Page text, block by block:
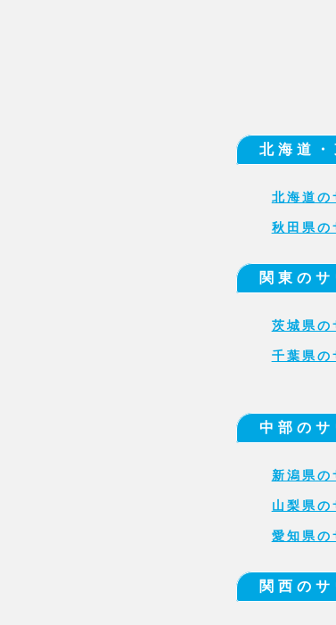
北海道
北海道の
秋田県の
関東の
茨城県の
千葉県の
中部のサ
新潟県の
山梨県の
愛知県の
関西の